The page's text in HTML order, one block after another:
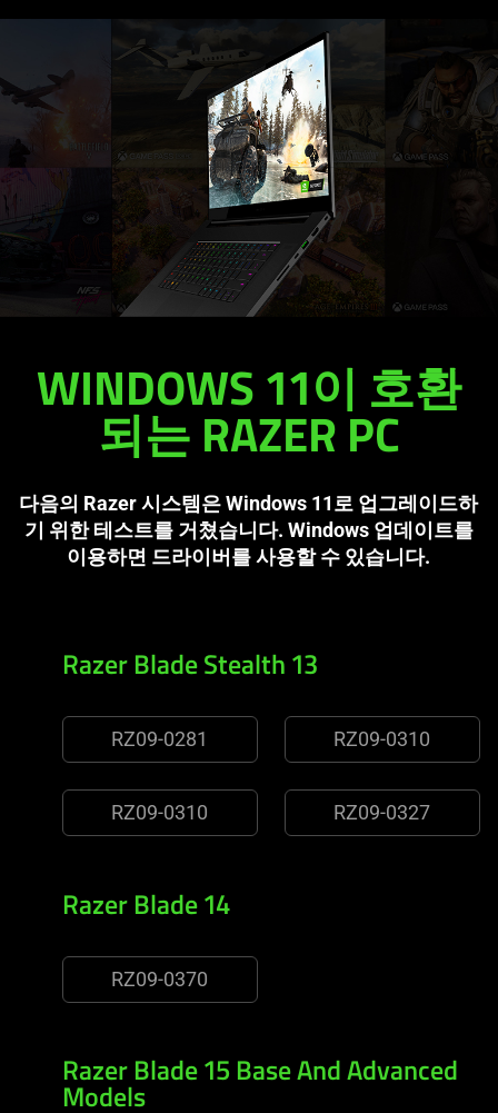
WINDOWS 11이 호환
되는 RAZER PC
다음의 Razer 시스템은 Windows 11로 업그레이드하
기 위한 테스트를 거쳤습니다. Windows 업데이트를
이용하면 드라이버를 사용할 수 있습니다.
Razer Blade Stealth 13
RZ09-0281 RZ09-0310
RZ09-0310 RZ09-0327
Razer Blade 14
RZ09-0370
Razer Blade 15 Base And Advanced
Models